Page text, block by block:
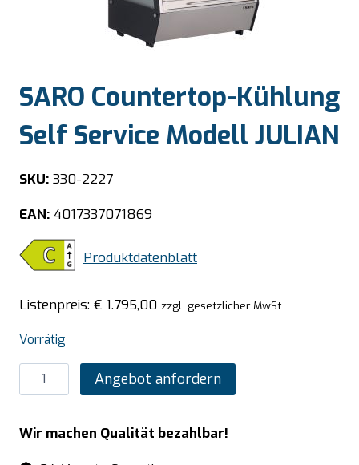
SARO Countertop-Kühlung
Self Service Modell JULIAN
SKU: 330-2227
EAN: 4017337071869
Produktdatenblatt
Listenpreis: € 1.795,00 zzgl. gesetzlicher MwSt.
Vorrätig
SARO
Countertop-
Self
Service
Angebot anfordern
Wir machen Qualität bezahlbar!